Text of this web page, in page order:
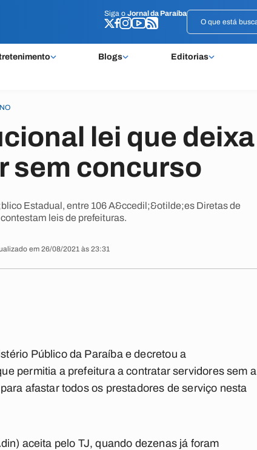
Siga o Jornal da Paraíba
Blogs Editorias
Siga o Jornal da Paraíba
lei que deixa
sem concurso
Estadual, entre 106 A&ccedil;&otilde;es Diretas de
leis de prefeituras.
em 26/08/2021 às 23:31
Público da Paraíba e decretou a
permitia a prefeitura a contratar servidores sem a
afastar todos os prestadores de serviço nesta
aceita pelo TJ, quando dezenas já foram